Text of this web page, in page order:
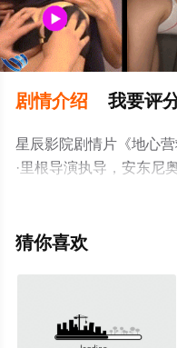
剧情介绍 我要评
星辰影院剧情片《地心
·里根导演执导，安东尼
电影，手机免费观看高
网等平台了解。
猜你喜欢